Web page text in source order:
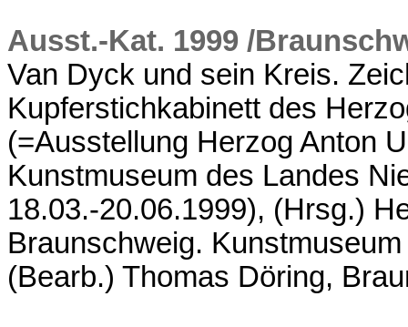
Ausst.-Kat. 1999 /
Van Dyck und sein Kreis.
Kupferstichkabinett des
(=Ausstellung Herzog Anton
Kunstmuseum des Landes
18.03.-20.06.1999), (Hrsg.)
Braunschweig.
(Bearb.) Thomas Döring,